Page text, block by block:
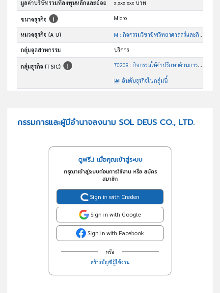
มูลค่าบริษัทรวมที่ลงทุนหลักและย่อย x,xxx,xxx บาท
ขนาดธุรกิจ Micro
หมวดธุรกิจ (A-U) M : กิจกรรมวิชาชีพวิทยาศาสตร์และกิจกรรมทาง วิชาการ
กลุ่มอุตสาหกรรม บริการ
กลุ่มธุรกิจ (TSIC) 70209 : กิจกรรมให้คำปรึกษาด้านการบริหารจัดการอื่นๆซึ่งมิได้จัด ประเภทไว้ในที่อื่น
อันดับธุรกิจในกลุ่มนี้
กรรมการและผู้มีอำนาจลงนาม SOL DEUS CO., LTD.
ดูฟรี..! เมื่อคุณเข้าสู่ระบบ
กรุณาเข้าสู่ระบบก่อนการใช้งาน หรือ สมัคร
สมาชิก
Sign in with Creden
Sign in with Google
Sign in with Facebook
หรือ
สร้างบัญชีผู้ใช้งาน